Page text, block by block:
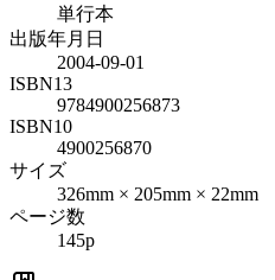
単行本
出版年月日
2004-09-01
ISBN13
9784900256873
ISBN10
4900256870
サイズ
326mm × 205mm × 22mm
ページ数
145p